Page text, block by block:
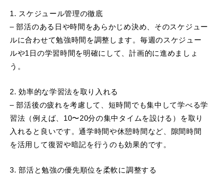
1. スケジュール管理の徹底
– 部活のある日や時間をあらかじめ決め、そのスケジュー
ルに合わせて勉強時間を調整します。毎週のスケジュー
ルや1日の学習時間を明確にして、計画的に進めましょ
う。
2. 効率的な学習法を取り入れる
– 部活後の疲れを考慮して、短時間でも集中して学べる学
習法（例えば、10〜20分の集中タイムを設ける）を取り
入れると良いです。通学時間や休憩時間など、隙間時間
を活用して復習や暗記を行うのも効果的です。
3. 部活と勉強の優先順位を柔軟に調整する